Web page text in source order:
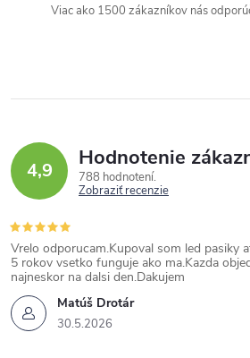
Viac ako 1500 zákazníkov nás
4,9 Hodnotenie
788 hodnotení
Zobraziť recenzie
Matúš Drotár
30.5.2026
Vrelo odporucam.Kupoval som led pasiky
5 rokov vsetko funguje ako ma.Kazda
najneskor na dalsi den.Dakujem